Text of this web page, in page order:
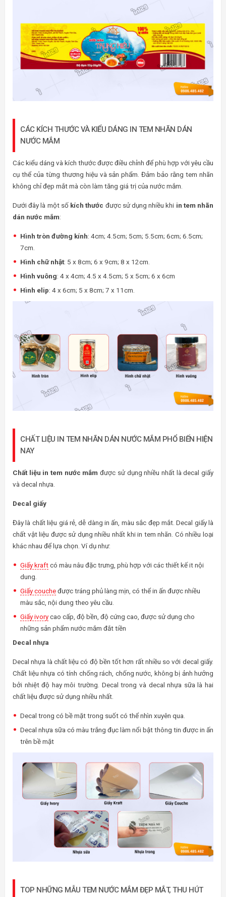
CÁC KÍCH THƯỚC VÀ KIỂU DÁNG IN TEM NHÃN DÁN
NƯỚC MẮM
Các kiểu dáng và kích thước được điều chỉnh để phù hợp với yêu cầu
cụ thể của từng thương hiệu và sản phẩm. Đảm bảo rằng tem nhãn
không chỉ đẹp mắt mà còn làm tăng giá trị của nước mắm.
Dưới đây là một số kích thước được sử dụng nhiều khi in tem nhãn
dán nước mắm:
Hình tròn đường kính: 4cm; 4.5cm; 5cm; 5.5cm; 6cm; 6.5cm;
7cm.
Hình chữ nhật: 5 x 8cm; 6 x 9cm; 8 x 12cm.
Hình vuông: 4 x 4cm; 4.5 x 4.5cm; 5 x 5cm; 6 x 6cm
Hình elip: 4 x 6cm; 5 x 8cm; 7 x 11cm.
CHẤT LIỆU IN TEM NHÃN DÁN NƯỚC MẮM PHỔ BIẾN HIỆN
NAY
Chất liệu in tem nước mắm được sử dụng nhiều nhất là decal giấy
và decal nhựa.
Decal giấy
Đây là chất liệu giá rẻ, dễ dàng in ấn, màu sắc đẹp mắt. Decal giấy là
chất vật liệu được sử dụng nhiều nhất khi in tem nhãn. Có nhiều loại
khác nhau để lựa chọn. Ví dụ như:
Giấy kraftcó màu nâu đặc trưng, phù hợp với các thiết kế it nội
dung.
Giấy coucheđược tráng phủ làng mịn, có thể in ấn được nhiều
màu sắc, nội dung theo yêu cầu.
Giấy ivorycao cấp, độ bền, độ cứng cao, được sử dụng cho
những sản phẩm nước mắm đắt tiền
Decal nhựa
Decal nhựa là chất liệu có độ bền tốt hơn rất nhiều so với decal giấy.
Chất liệu nhựa có tính chống rách, chống nước, không bị ảnh hưởng
bởi nhiệt độ hay môi trường. Decal trong và decal nhựa sữa là hai
chất liệu được sử dụng nhiều nhất.
Decal trong có bề mặt trong suốt có thể nhìn xuyên qua.
Decal nhựa sữa có màu trắng đục làm nổi bật thông tin được in ấn
trên bề mặt
TOP NHỮNG MẪU TEM NƯỚC MẮM ĐẸP MẮT, THU HÚT